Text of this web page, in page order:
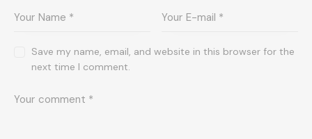
Save my name, email, and website in this browser for the
next time I comment.